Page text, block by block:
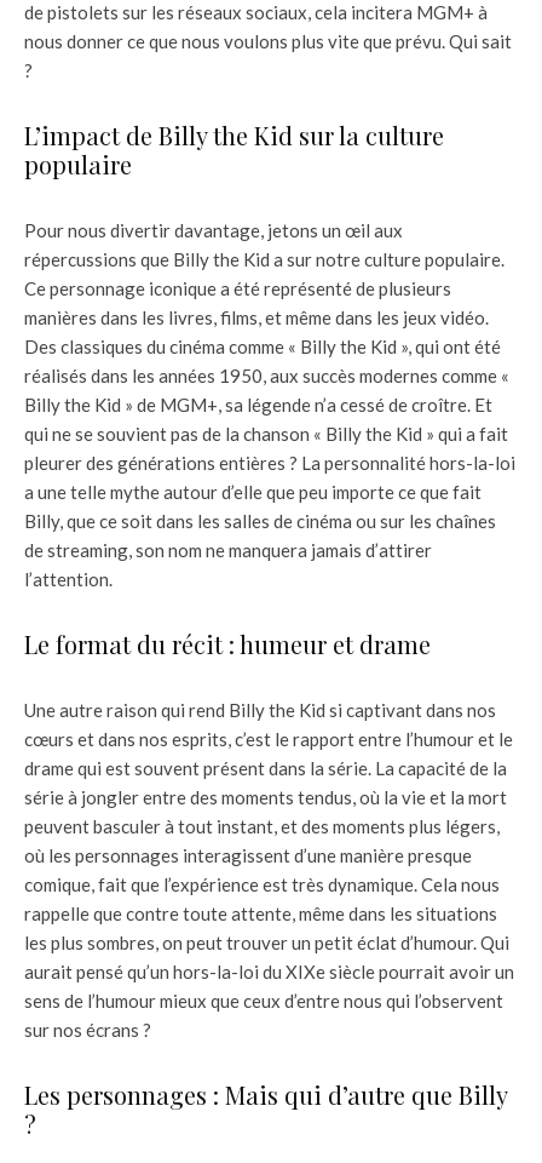
de pistolets sur les réseaux sociaux, cela incitera MGM+ à
nous donner ce que nous voulons plus vite que prévu. Qui sait
?
L’impact de Billy the Kid sur la culture
populaire
Pour nous divertir davantage, jetons un œil aux
répercussions que Billy the Kid a sur notre culture populaire.
Ce personnage iconique a été représenté de plusieurs
manières dans les livres, films, et même dans les jeux vidéo.
Des classiques du cinéma comme « Billy the Kid », qui ont été
réalisés dans les années 1950, aux succès modernes comme «
Billy the Kid » de MGM+, sa légende n’a cessé de croître. Et
qui ne se souvient pas de la chanson « Billy the Kid » qui a fait
pleurer des générations entières ? La personnalité hors-la-loi
a une telle mythe autour d’elle que peu importe ce que fait
Billy, que ce soit dans les salles de cinéma ou sur les chaînes
de streaming, son nom ne manquera jamais d’attirer
l’attention.
Le format du récit : humeur et drame
Une autre raison qui rend Billy the Kid si captivant dans nos
cœurs et dans nos esprits, c’est le rapport entre l’humour et le
drame qui est souvent présent dans la série. La capacité de la
série à jongler entre des moments tendus, où la vie et la mort
peuvent basculer à tout instant, et des moments plus légers,
où les personnages interagissent d’une manière presque
comique, fait que l’expérience est très dynamique. Cela nous
rappelle que contre toute attente, même dans les situations
les plus sombres, on peut trouver un petit éclat d’humour. Qui
aurait pensé qu’un hors-la-loi du XIXe siècle pourrait avoir un
sens de l’humour mieux que ceux d’entre nous qui l’observent
sur nos écrans ?
Les personnages : Mais qui d’autre que Billy
?